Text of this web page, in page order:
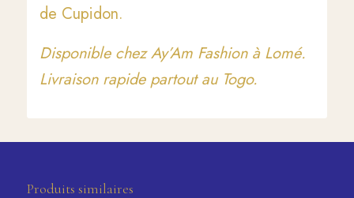
de Cupidon.
Disponible chez Ay’Am Fashion à Lomé.
Livraison rapide partout au Togo.
Produits similaires